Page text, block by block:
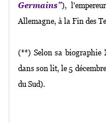
Germains"),
Allemagne, à la Fin des
(**) Selon sa biographie
dans son lit, le 5
du Sud).